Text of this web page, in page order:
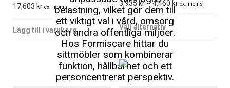
belastning, vilket gör dem till
ett viktigt val i vård, omsorg
och andra offentliga miljöer.
Hos Formiscare hittar du
sittmöbler som kombinerar
funktion, hållbarhet och ett
personcentrerat perspektiv.
17,603 kr ex. moms
Lägg till i varukorg
3,935 kr–4,460 krPrisintervall:
ex. moms
Välj alternativ
Den
här
produkten
har
flera